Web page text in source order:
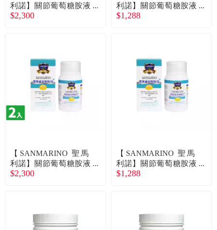
利諾】關節葡萄糖胺液
（貓用）（120ml/瓶）
$2,300
利諾】關節葡萄糖胺液
(貓用)(120ml/瓶)（廠商
$1,288
【SANMARINO 聖馬
利諾】關節葡萄糖胺液
（犬用）（120ml/瓶）
$2,300
【SANMARINO 聖馬
利諾】關節葡萄糖胺液
(犬用)(120ml/瓶)（廠商
$1,288